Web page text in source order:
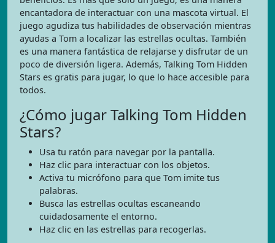
encantadora de interactuar con una mascota virtual. El
juego agudiza tus habilidades de observación mientras
ayudas a Tom a localizar las estrellas ocultas. También
es una manera fantástica de relajarse y disfrutar de un
poco de diversión ligera. Además, Talking Tom Hidden
Stars es gratis para jugar, lo que lo hace accesible para
todos.
¿Cómo jugar Talking Tom Hidden
Stars?
Usa tu ratón para navegar por la pantalla.
Haz clic para interactuar con los objetos.
Activa tu micrófono para que Tom imite tus
palabras.
Busca las estrellas ocultas escaneando
cuidadosamente el entorno.
Haz clic en las estrellas para recogerlas.